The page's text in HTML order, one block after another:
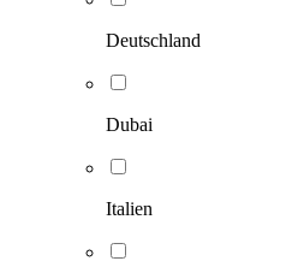
Deutschland
Dubai
Italien